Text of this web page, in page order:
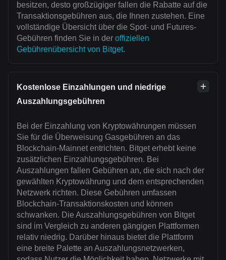
besitzen, desto großzügiger fallen die Rabatte auf die
Transaktionsgebühren aus, die Ihnen zustehen. Eine
vollständige Übersicht über die Spot- und Futures-
Gebühren finden Sie in der offiziellen
Gebührenübersicht von Bitget.
Kostenlose Einzahlungen und niedrige
Auszahlungsgebühren
Bei der Einzahlung von Kryptowährungen müssen
Sie für die Überweisung Gasgebühren an das
Blockchain-Mainnet entrichten. Bitget erhebt keine
zusätzlichen Einzahlungsgebühren. Bei
Auszahlungen fallen Gebühren an, die sich nach der
gewählten Kryptowährung und dem entsprechenden
Netzwerk richten. Diese Gebühren umfassen
Blockchain-Transaktionskosten und können
schwanken. Die Auszahlungsgebühren von Bitget
sind im Vergleich zu anderen gängigen Plattformen
relativ niedrig. Darüber hinaus bietet die Plattform
eine breite Palette an Auszahlungsnetzwerken,